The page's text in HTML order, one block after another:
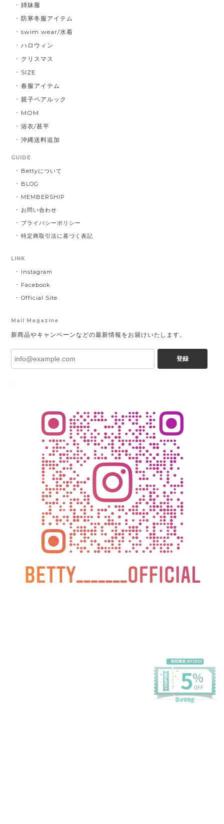
姉妹服
防寒冬服アイテム
swim wear/水着
ハロウィン
クリスマス
SIZE
春服アイテム
親子ペアルック
MOM
浴衣/甚平
沖縄送料追加
GUIDE
Bettyについて
BLOG
MEMBERSHIP
お問い合わせ
プライバシーポリシー
特定商取引法に基づく表記
LINK
Instagram
Facebook
Official Site
Mail Magazine
新商品やキャンペーンなどの最新情報をお届けいたします。
登録